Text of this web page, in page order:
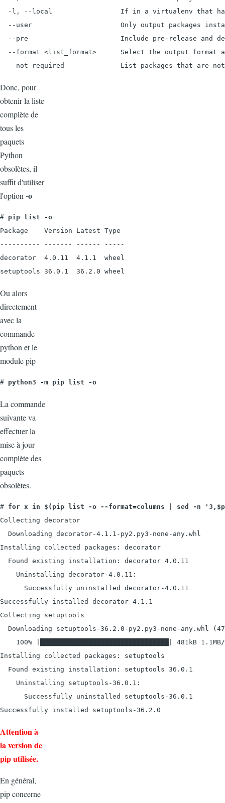
-l, --local                 If in a virtualenv that
--user                      Only output packages
--pre                       Include pre-release and
--format <list_format>      Select the output format
--not-required              List packages that are
Donc, pour
obtenir la liste
complète de
tous les
paquets
Python
obsolètes, il
suffit d'utiliser
l'option -o
# pip list -o
Package    Version Latest Type
---------- ------- ------ -----
decorator  4.0.11  4.1.1  wheel
setuptools 36.0.1  36.2.0 wheel
Ou alors
directement
avec la
commande
python et le
module pip
# python3 -m pip list -o
La commande
suivante va
effectuer la
mise à jour
complète des
paquets
obsolètes.
#
Collecting decorator
  Downloading decorator-4.1.1-py2.py3-none-any.whl
Installing collected packages: decorator
  Found existing installation: decorator 4.0.11
    Uninstalling decorator-4.0.11:
      Successfully uninstalled decorator-4.0.11
Successfully installed decorator-4.1.1
Collecting setuptools
Downloading setuptools-36.2.0-py2.py3-none-any.whl
100% |████████████████████████████████| 481kB
Installing collected packages: setuptools
  Found existing installation: setuptools 36.0.1
    Uninstalling setuptools-36.0.1:
      Successfully uninstalled setuptools-36.0.1
Successfully installed setuptools-36.2.0
Attention à
la version de
pip utilisée.
En général,
pip concerne